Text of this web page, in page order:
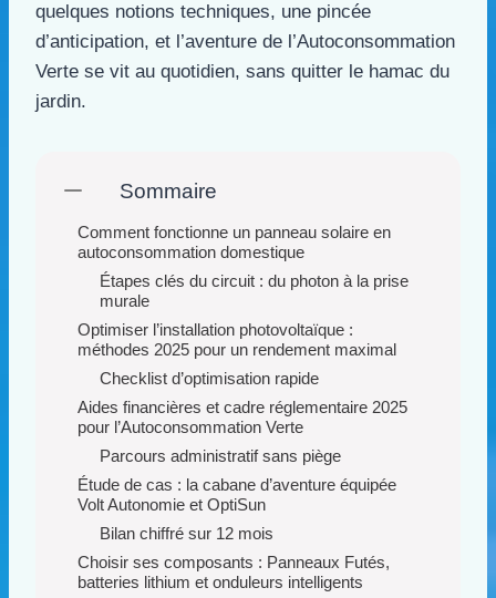
quelques notions techniques, une pincée
d’anticipation, et l’aventure de l’Autoconsommation
Verte se vit au quotidien, sans quitter le hamac du
jardin.
Sommaire
Comment fonctionne un panneau solaire en
autoconsommation domestique
Étapes clés du circuit : du photon à la prise
murale
Optimiser l’installation photovoltaïque :
méthodes 2025 pour un rendement maximal
Checklist d’optimisation rapide
Aides financières et cadre réglementaire 2025
pour l’Autoconsommation Verte
Parcours administratif sans piège
Étude de cas : la cabane d’aventure équipée
Volt Autonomie et OptiSun
Bilan chiffré sur 12 mois
Choisir ses composants : Panneaux Futés,
batteries lithium et onduleurs intelligents